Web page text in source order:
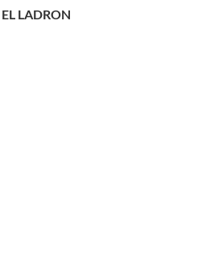
EL LADRON